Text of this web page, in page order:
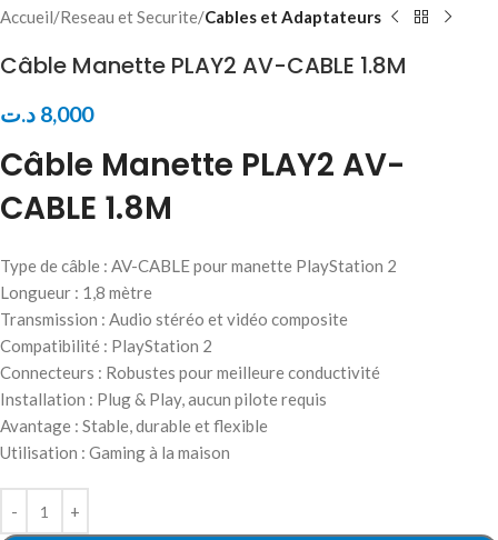
Accueil Reseau et Securite Cables et Adaptateurs
Câble Manette PLAY2 AV-CABLE 1.8M
8,000 د.ت
Câble Manette PLAY2 AV-
CABLE 1.8M
Type de câble : AV-CABLE pour manette PlayStation 2
Longueur : 1,8 mètre
Transmission : Audio stéréo et vidéo composite
Compatibilité : PlayStation 2
Connecteurs : Robustes pour meilleure conductivité
Installation : Plug & Play, aucun pilote requis
Avantage : Stable, durable et flexible
Utilisation : Gaming à la maison